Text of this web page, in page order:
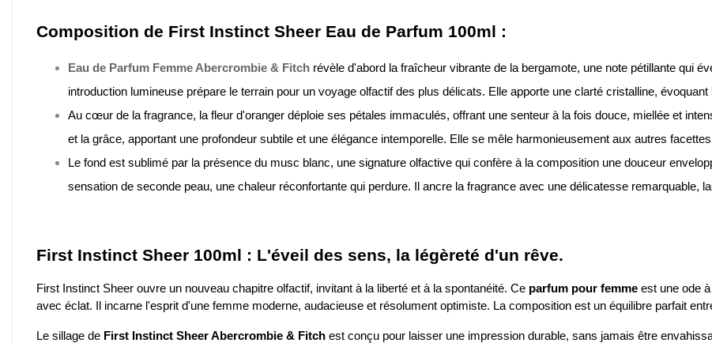
Composition de First Instinct Sheer Eau de Parfum 100ml :
Eau de Parfum Femme Abercrombie & Fitch révèle d'abord la fraîcheur vibrante de la bergamote, une note pétillante qui
introduction lumineuse prépare le terrain pour un voyage olfactif des plus délicats. Elle apporte une clarté cristalline,
Au cœur de la fragrance, la fleur d'oranger déploie ses pétales immaculés, offrant une senteur à la fois douce, miellée et
et la grâce, apportant une profondeur subtile et une élégance intemporelle. Elle se mêle harmonieusement aux autres
Le fond est sublimé par la présence du musc blanc, une signature olfactive qui confère à la composition une douceur
sensation de seconde peau, une chaleur réconfortante qui perdure. Il ancre la fragrance avec une délicatesse remarquable,
First Instinct Sheer 100ml : L'éveil des sens, la légèreté d'un rêve.
First Instinct Sheer ouvre un nouveau chapitre olfactif, invitant à la liberté et à la spontanéité. Ce parfum pour femme est une ode
avec éclat. Il incarne l'esprit d'une femme moderne, audacieuse et résolument optimiste. La composition est un équilibre parfait
Le sillage de First Instinct Sheer Abercrombie & Fitch est conçu pour laisser une impression durable, sans jamais être